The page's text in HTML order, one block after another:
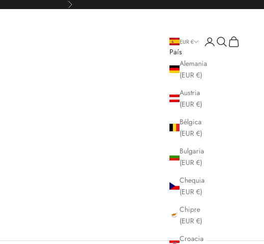
Siguiente
EUR €
País
Alemania
(EUR €)
Austria
(EUR €)
Bélgica
(EUR €)
Bulgaria
(EUR €)
Chequia
(EUR €)
Chipre
(EUR €)
Croacia
Iniciar sesión
Buscar
Cesta